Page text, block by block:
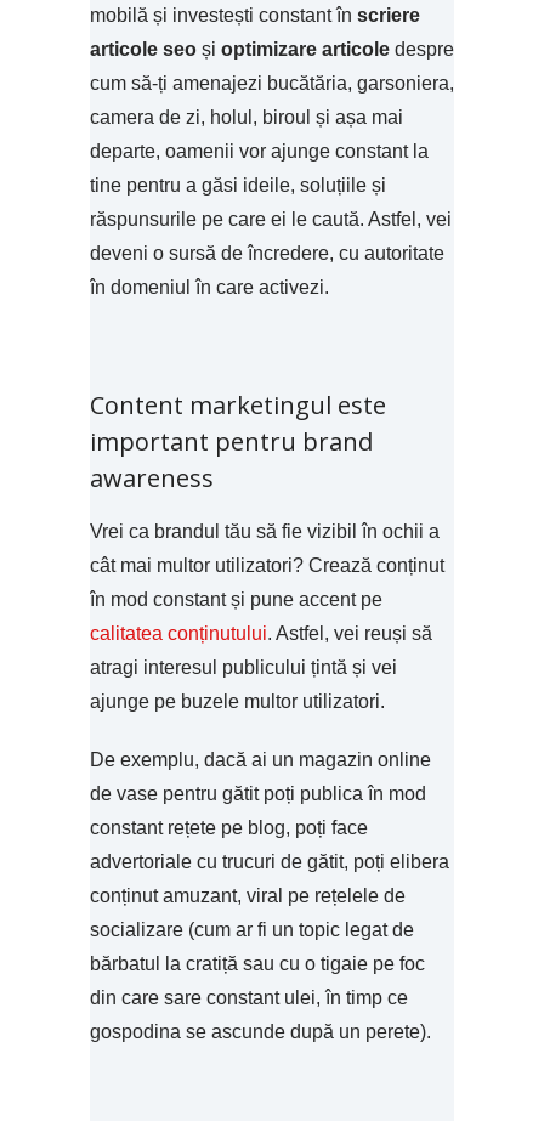
mobilă și investești constant în scriere
articole seo și optimizare articole despre
cum să-ți amenajezi bucătăria, garsoniera,
camera de zi, holul, biroul și așa mai
departe, oamenii vor ajunge constant la
tine pentru a găsi ideile, soluțiile și
răspunsurile pe care ei le caută. Astfel, vei
deveni o sursă de încredere, cu autoritate
în domeniul în care activezi.
Content marketingul este
important pentru brand
awareness
Vrei ca brandul tău să fie vizibil în ochii a
cât mai multor utilizatori? Crează conținut
în mod constant și pune accent pe
calitatea conținutului. Astfel, vei reuși să
atragi interesul publicului țintă și vei
ajunge pe buzele multor utilizatori.
De exemplu, dacă ai un magazin online
de vase pentru gătit poți publica în mod
constant rețete pe blog, poți face
advertoriale cu trucuri de gătit, poți elibera
conținut amuzant, viral pe rețelele de
socializare (cum ar fi un topic legat de
bărbatul la cratiță sau cu o tigaie pe foc
din care sare constant ulei, în timp ce
gospodina se ascunde după un perete).